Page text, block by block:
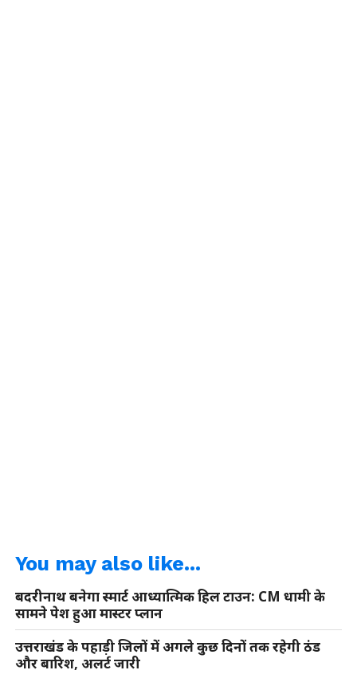
You may also like...
बदरीनाथ बनेगा स्मार्ट आध्यात्मिक हिल टाउन: CM धामी के
सामने पेश हुआ मास्टर प्लान
उत्तराखंड के पहाड़ी जिलों में अगले कुछ दिनों तक रहेगी ठंड
और बारिश, अलर्ट जारी